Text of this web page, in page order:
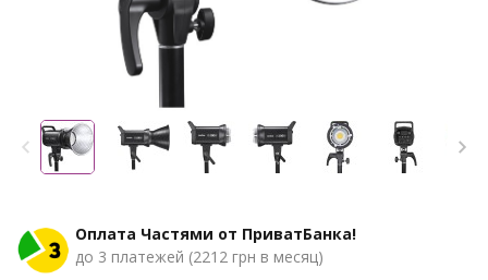
Оплата Частями от ПриватБанка!
до 3 платежей (2212 грн в месяц)